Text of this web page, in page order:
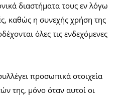
διαστήματα τους εν λόγω
καθώς η συνεχής χρήση της
όλες τις ενδεχόμενες
προσωπικά στοιχεία
της, μόνο όταν αυτοί οι